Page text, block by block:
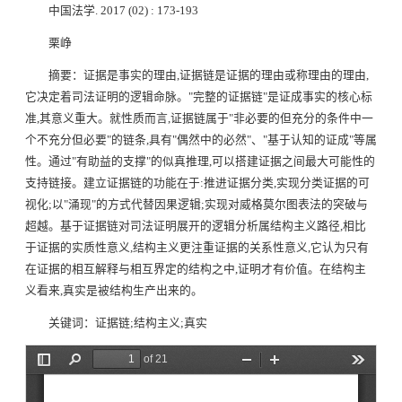
中国法学. 2017 (02) : 173-193
栗峥
摘要：证据是事实的理由,证据链是证据的理由或称理由的理由,
它决定着司法证明的逻辑命脉。 "完整的证据链"是证成事实的核心标
准,其意义重大。就性质而言,证据链属于"非必要的但充分的条件中一
个不充分但必要"的链条,具有"偶然中的必然"、 "基于认知的证成"等属
性。通过"有助益的支撑"的似真推理,可以搭建证据之间最大可能性的
支持链接。建立证据链的功能在于:推进证据分类,实现分类证据的可
视化;以"涌现"的方式代替因果逻辑;实现对威格莫尔图表法的突破与
超越。基于证据链对司法证明展开的逻辑分析属结构主义路径,相比
于证据的实质性意义,结构主义更注重证据的关系性意义,它认为只有
在证据的相互解释与相互界定的结构之中,证明才有价值。在结构主
义看来,真实是被结构生产出来的。
关键词：证据链;结构主义;真实